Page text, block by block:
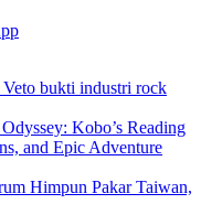
bukti industri rock
Kobo’s Reading
and Epic Adventure
Himpun Pakar Taiwan,